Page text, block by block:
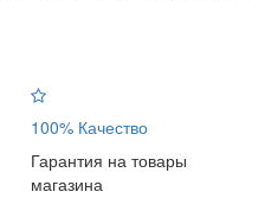
100% Качество
Гарантия на товары
магазина